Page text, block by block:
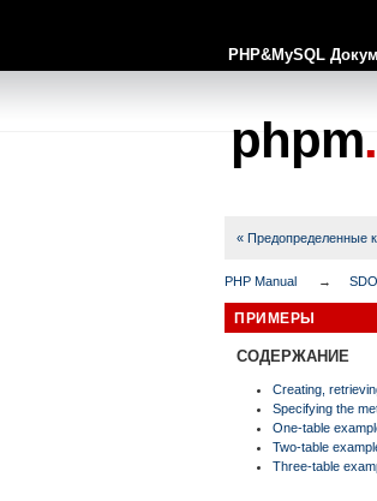
PHP&MySQL
phpm
« Предопределенные
PHP Manual
ПРИМЕРЫ
СОДЕРЖАНИЕ
Creating,
Specifying the
One-table
Two-table
Three-table